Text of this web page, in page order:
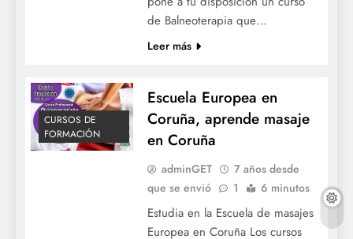
de Balneoterapia que…
Leer más
CURSOS DE
FORMACIÓN
Escuela Europea en
Coruña, aprende masaje
en Coruña
adminGET
7 años desde
que se envió
1 6 minutos
Estudia en la Escuela de masajes
Europea en Coruña Los cursos